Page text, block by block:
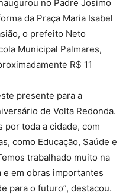
no Padre Josimo
da Praça Maria Isabel
o prefeito Neto
Municipal Palmares,
R$ 11
presente para a
de Volta Redonda.
por toda a cidade, com
como Educação, Saúde e
trabalhado muito na
e em obras importantes
para o futuro”, destacou.